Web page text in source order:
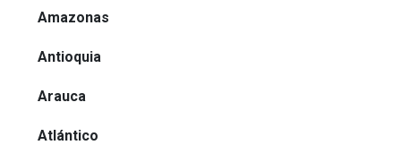
Amazonas
Antioquia
Arauca
Atlántico